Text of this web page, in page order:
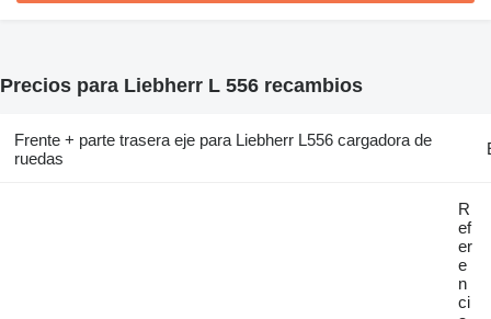
Precios para Liebherr L 556 recambios
Frente + parte trasera eje para Liebherr L556 cargadora de
ruedas
R
ef
er
e
n
ci